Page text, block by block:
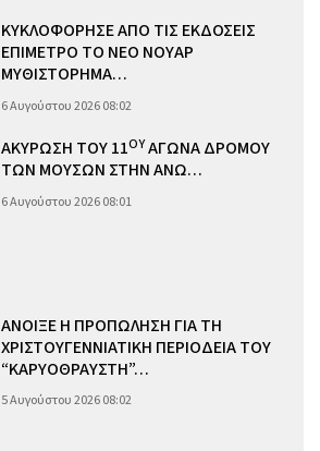
ΚΥΚΛΟΦΟΡΗΣΕ ΑΠΟ ΤΙΣ ΕΚΔΟΣΕΙΣ
ΕΠΙΜΕΤΡΟ ΤΟ ΝΕΟ ΝΟΥΑΡ
ΜΥΘΙΣΤΟΡΗΜΑ…
6 Αυγούστου 2026 08:02
ΑΚΥΡΩΣΗ ΤΟΥ 11ΟΥΑΓΩΝΑ ΔΡΟΜΟΥ
ΤΩΝ ΜΟΥΣΩΝ ΣΤΗΝ ΑΝΩ…
6 Αυγούστου 2026 08:01
ΑΝΟΙΞΕ Η ΠΡΟΠΩΛΗΣΗ ΓΙΑ ΤΗ
ΧΡΙΣΤΟΥΓΕΝΝΙΑΤΙΚΗ ΠΕΡΙΟΔΕΙΑ ΤΟΥ
“ΚΑΡΥΟΘΡΑΥΣΤΗ”…
5 Αυγούστου 2026 08:02